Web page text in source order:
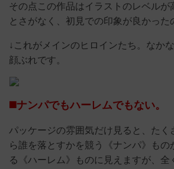
その点この作品はイラストのレベルが
とさがなく、初見での印象が良かった
↓これがメインのヒロインたち。なか
顔ぶれです。
◼️ナンパでもハーレムでもない。
パッケージの雰囲気だけ見ると、たく
ら誰を落とすかを競う《ナンパ》もの
る《ハーレム》ものに見えますが、全